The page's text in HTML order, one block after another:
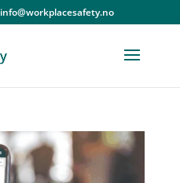
info@workplacesafety.no